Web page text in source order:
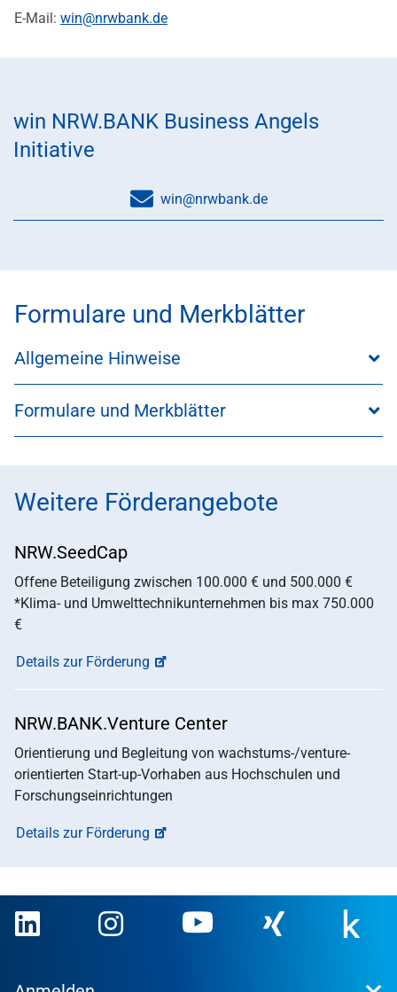
E-Mail: win@nrwbank.de
win NRW.BANK Business Angels
Initiative
win@nrwbank.de
Formulare und Merkblätter
Allgemeine Hinweise
Formulare und Merkblätter
Weitere Förderangebote
NRW.SeedCap
Offene Beteiligung zwischen 100.000 € und 500.000 €
*Klima- und Umwelttechnikunternehmen bis max 750.000
€
Details zur Förderung
NRW.BANK.Venture Center
Orientierung und Begleitung von wachstums-/venture-
orientierten Start-up-Vorhaben aus Hochschulen und
Forschungseinrichtungen
Details zur Förderung